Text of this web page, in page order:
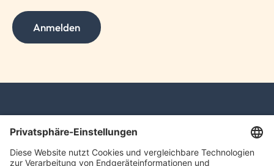
Anmelden
SchwarzPartners